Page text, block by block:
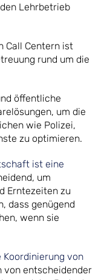
Lehrbetrieb
Call Centern ist
rund um die
öffentliche
um die
wie Polizei,
zu optimieren.
ist eine
um
Erntezeiten zu
dass genügend
wenn sie
Koordinierung von
von entscheidender